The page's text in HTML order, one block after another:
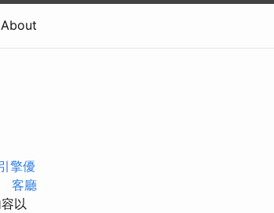
About
擎優
客廳
以